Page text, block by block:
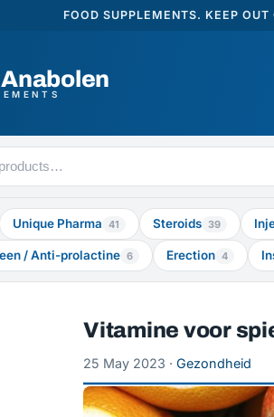
FOOD SUPPLEMENTS. KEEP
Anabolen
Unique Pharma 41 Steroids 39
/ Anti-prolactine 6 Erection 4
Vitamine voor
25 May 2023 · Gezondheid